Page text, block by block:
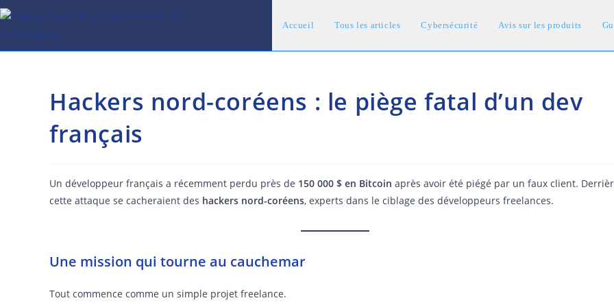
Skip
content
Accueil Tous les articles Cybersécurité Avis sur les produits
Hackers nord-coréens : le piège fatal d’un dev
français
Un développeur français a récemment perdu près de 150 000 $ en Bitcoin après avoir été piégé par un faux client.
cette attaque se cacheraient des hackers nord-coréens, experts dans le ciblage des développeurs freelances.
Une mission qui tourne au cauchemar
Tout commence comme un simple projet freelance.